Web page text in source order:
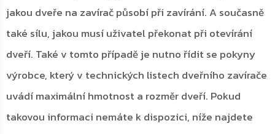
jakou dveře na zavírač působí při zavírání. A současně
také sílu, jakou musí uživatel překonat při otevírání
dveří. Také v tomto případě je nutno řídit se pokyny
výrobce, který v technických listech dveřního zavírače
uvádí maximální hmotnost a rozměr dveří. Pokud
takovou informaci nemáte k dispozici, níže najdete